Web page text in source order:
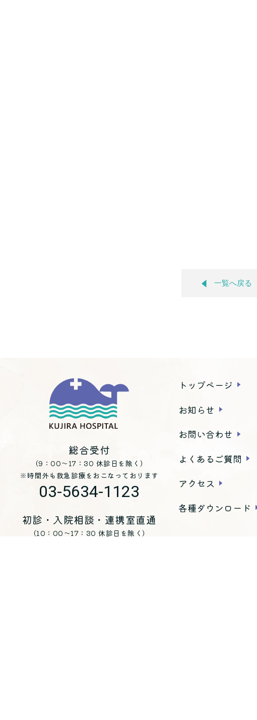
一覧へ戻る
総合受付
（9：00～17：30 休診日を除く）
※時間外も救急診療をおこなっております
03-5634-1123
初診・入院相談・連携室直通
（10：00～17：30 休診日を除く）
トップページ
お知らせ
お問い合わせ
よくあるご質問
アクセス
各種ダウンロード